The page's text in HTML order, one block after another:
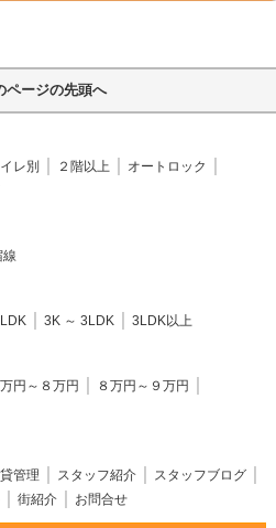
ページの先頭へ
レ別 ２階以上
オートロック
線
3K ～ 3LDK 3LDK以上
万円～８万円
８万円～９万円
管理 スタッフ紹介
スタッフブログ
街紹介 お問合せ